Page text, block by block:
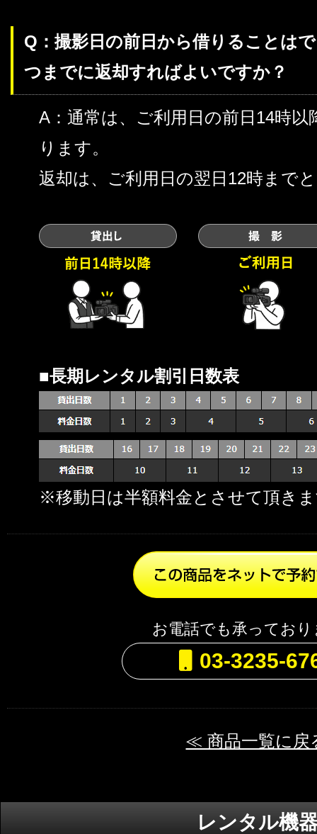
Q：撮影日の前日から借りることは
つまでに返却すればよいですか？
A：通常は、ご利用日の前日14時
ります。
返却は、ご利用日の翌日12時まで
■長期レンタル割引日数表
※移動日は半額料金とさせて頂き
お電話でも承ってお
03-3235-
≪ 商品一覧に戻
レンタル機